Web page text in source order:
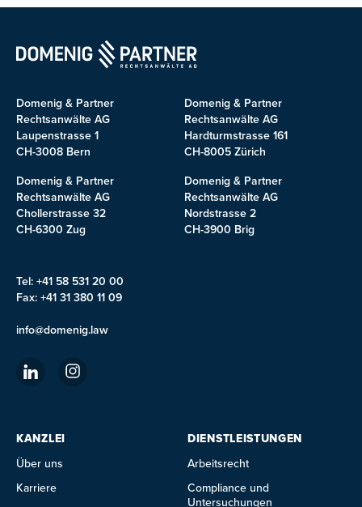
Domenig & Partner
Rechtsanwälte AG
Laupenstrasse 1
CH-3008 Bern
Domenig & Partner
Rechtsanwälte AG
Hardturmstrasse 161
CH-8005 Zürich
Domenig & Partner
Rechtsanwälte AG
Chollerstrasse 32
CH-6300 Zug
Domenig & Partner
Rechtsanwälte AG
Nordstrasse 2
CH-3900 Brig
Tel: +41 58 531 20 00
Fax: +41 31 380 11 09
info@domenig.law
KANZLEI
Über uns
Karriere
DIENSTLEISTUNGEN
Arbeitsrecht
Compliance und
Untersuchungen